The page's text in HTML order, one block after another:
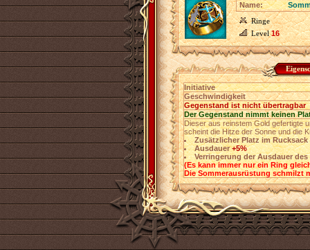
Name:
Ringe
Level16
Initiative
Geschwindigkeit
Gegenstand ist nicht übertragbar
Der Gegenstand nimmt keinen
Dieser aus reinstem Gold gefertigte
scheint die Hitze der Sonne und die
Zusätzlicher Platz im Rucksack
Ausdauer+5%
Verringerung der Ausdauer des
(Es kann immer nur ein Ring
Die Sommerausrüstung schmilzt